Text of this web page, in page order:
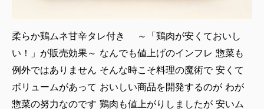
柔らか鶏ムネ甘辛タレ付き ～「鶏肉が安くておいし
い！」が販売効果～ なんでも値上げのインフレ 惣菜も
例外ではありません そんな時こそ料理の魔術で 安くて
ボリュームがあって おいしい商品を開発するのが わが
惣菜の努力なのです 鶏肉も値上がりしましたが 安いム